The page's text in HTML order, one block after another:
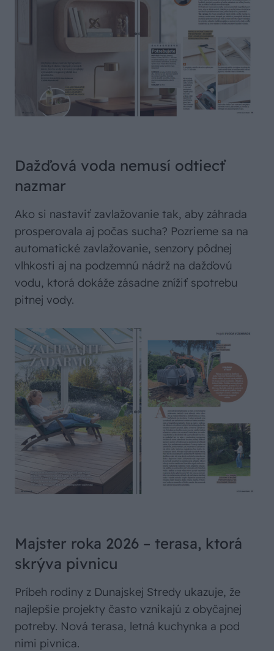
Dažďová voda nemusí odtiecť
nazmar
Ako si nastaviť zavlažovanie tak, aby záhrada
prosperovala aj počas sucha? Pozrieme sa na
automatické zavlažovanie, senzory pôdnej
vlhkosti aj na podzemnú nádrž na dažďovú
vodu, ktorá dokáže zásadne znížiť spotrebu
pitnej vody.
Majster roka 2026 – terasa, ktorá
skrýva pivnicu
Príbeh rodiny z Dunajskej Stredy ukazuje, že
najlepšie projekty často vznikajú z obyčajnej
potreby. Nová terasa, letná kuchynka a pod
nimi pivnica.